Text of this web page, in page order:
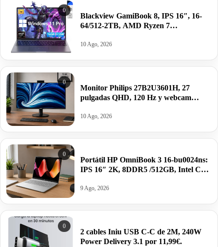
0
Blackview GamiBook 8, IPS 16″, 16-
64/512-2TB, AMD Ryzen 7
por 599€ antes 899€.
10 Ago, 2026
0
Monitor Philips 27B2U3601H, 27
pulgadas QHD, 120 Hz y webcam
10 Ago, 2026
0
Portátil HP OmniBook 3 16-bu0024ns:
IPS 16″ 2K, 8DDR5 /512GB, Intel Core
9 Ago, 2026
0
2 cables Iniu USB C-C de 2M, 240W
Power Delivery 3.1 por 11,99€.